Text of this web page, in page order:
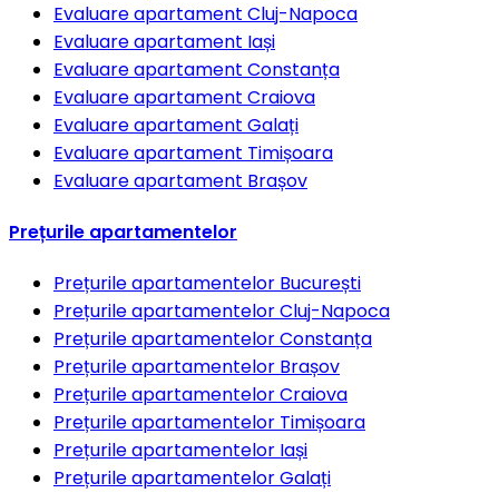
Evaluare apartament Cluj-Napoca
Evaluare apartament Iași
Evaluare apartament Constanța
Evaluare apartament Craiova
Evaluare apartament Galați
Evaluare apartament Timișoara
Evaluare apartament Brașov
Prețurile apartamentelor
Prețurile apartamentelor București
Prețurile apartamentelorCluj-Napoca
Prețurile apartamentelorConstanța
Prețurile apartamentelor Brașov
Prețurile apartamentelorCraiova
Prețurile apartamentelor Timișoara
Prețurile apartamentelor Iași
Prețurile apartamentelorGalați